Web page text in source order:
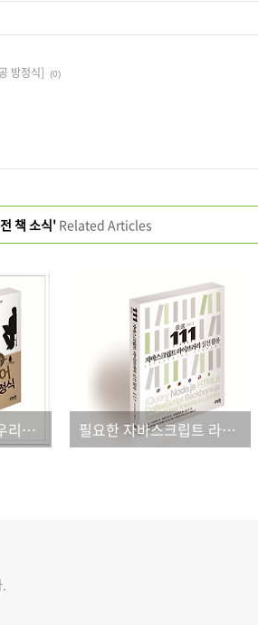
방정식] (0)
책 소식'Related Articles
엘런 튜링 / 천재는 우리에게 무엇을 남겼을까? [대한민국 소프트웨어 성공 방정식] 필요한 자바스크립트 라이브러리, 쏙쏙 골라 쓰자!